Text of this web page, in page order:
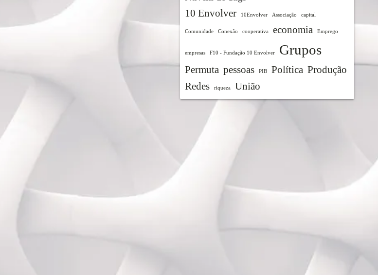
10 Envolver 10Envolver Associação capital
Comunidade Conexão cooperativa economia Emprego
empresas F10 - Fundação 10 Envolver Grupos
Permuta pessoas PIB Política Produção
Redes
riqueza União